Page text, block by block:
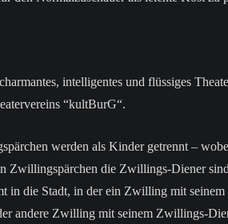
intelligentes und flüssiges
“kultBurG“.
werden als Kinder getrennt –
Zwillingspärchen die Zwillings-Diener
in die Stadt, in der ein Zwilling mit
andere Zwilling mit seinem Zwillings-